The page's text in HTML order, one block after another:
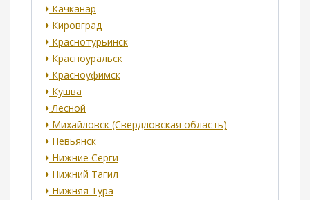
Качканар
Кировград
Краснотурьинск
Красноуральск
Красноуфимск
Кушва
Лесной
Михайловск (Свердловская область)
Невьянск
Нижние Серги
Нижний Тагил
Нижняя Тура